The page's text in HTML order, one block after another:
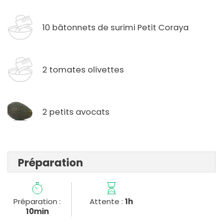
10 bâtonnets de surimi Petit Coraya
2 tomates olivettes
2 petits avocats
Préparation
Préparation :
10min
Attente :1h